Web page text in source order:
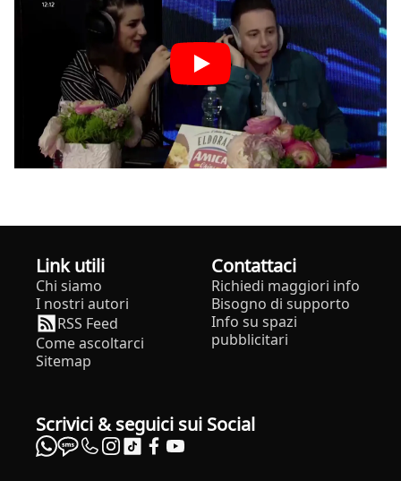
Link utili
Chi siamo
I nostri autori
RSS Feed
Come ascoltarci
Sitemap
Contattaci
Richiedi maggiori info
Bisogno di supporto
Info su spazi
pubblicitari
Scrivici & seguici sui Social